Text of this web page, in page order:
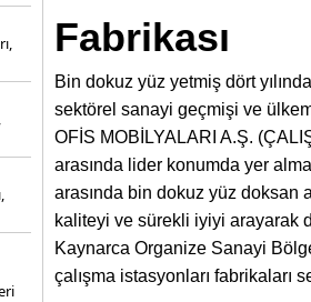
Fabrikası
Bin dokuz yüz yetmiş dört
sektörel sanayi geçmişi ve
OFİS MOBİLYALARI A.Ş.
arasında lider konumda yer
arasında bin dokuz yüz doksan
kaliteyi ve sürekli iyiyi arayarak
Kaynarca Organize Sanayi
çalışma istasyonları fabrikaları